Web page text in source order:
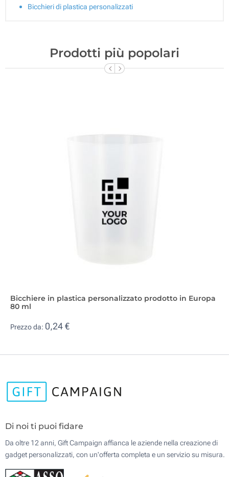
Bicchieri di plastica personalizzati
Prodotti più popolari
Bicchiere in plastica personalizzato prodotto in Europa
80 ml
Prezzo da: 0,24 €
Di noi ti puoi fidare
Da oltre 12 anni, Gift Campaign affianca le aziende nella creazione di
gadget personalizzati, con un'offerta completa e un servizio su misura.